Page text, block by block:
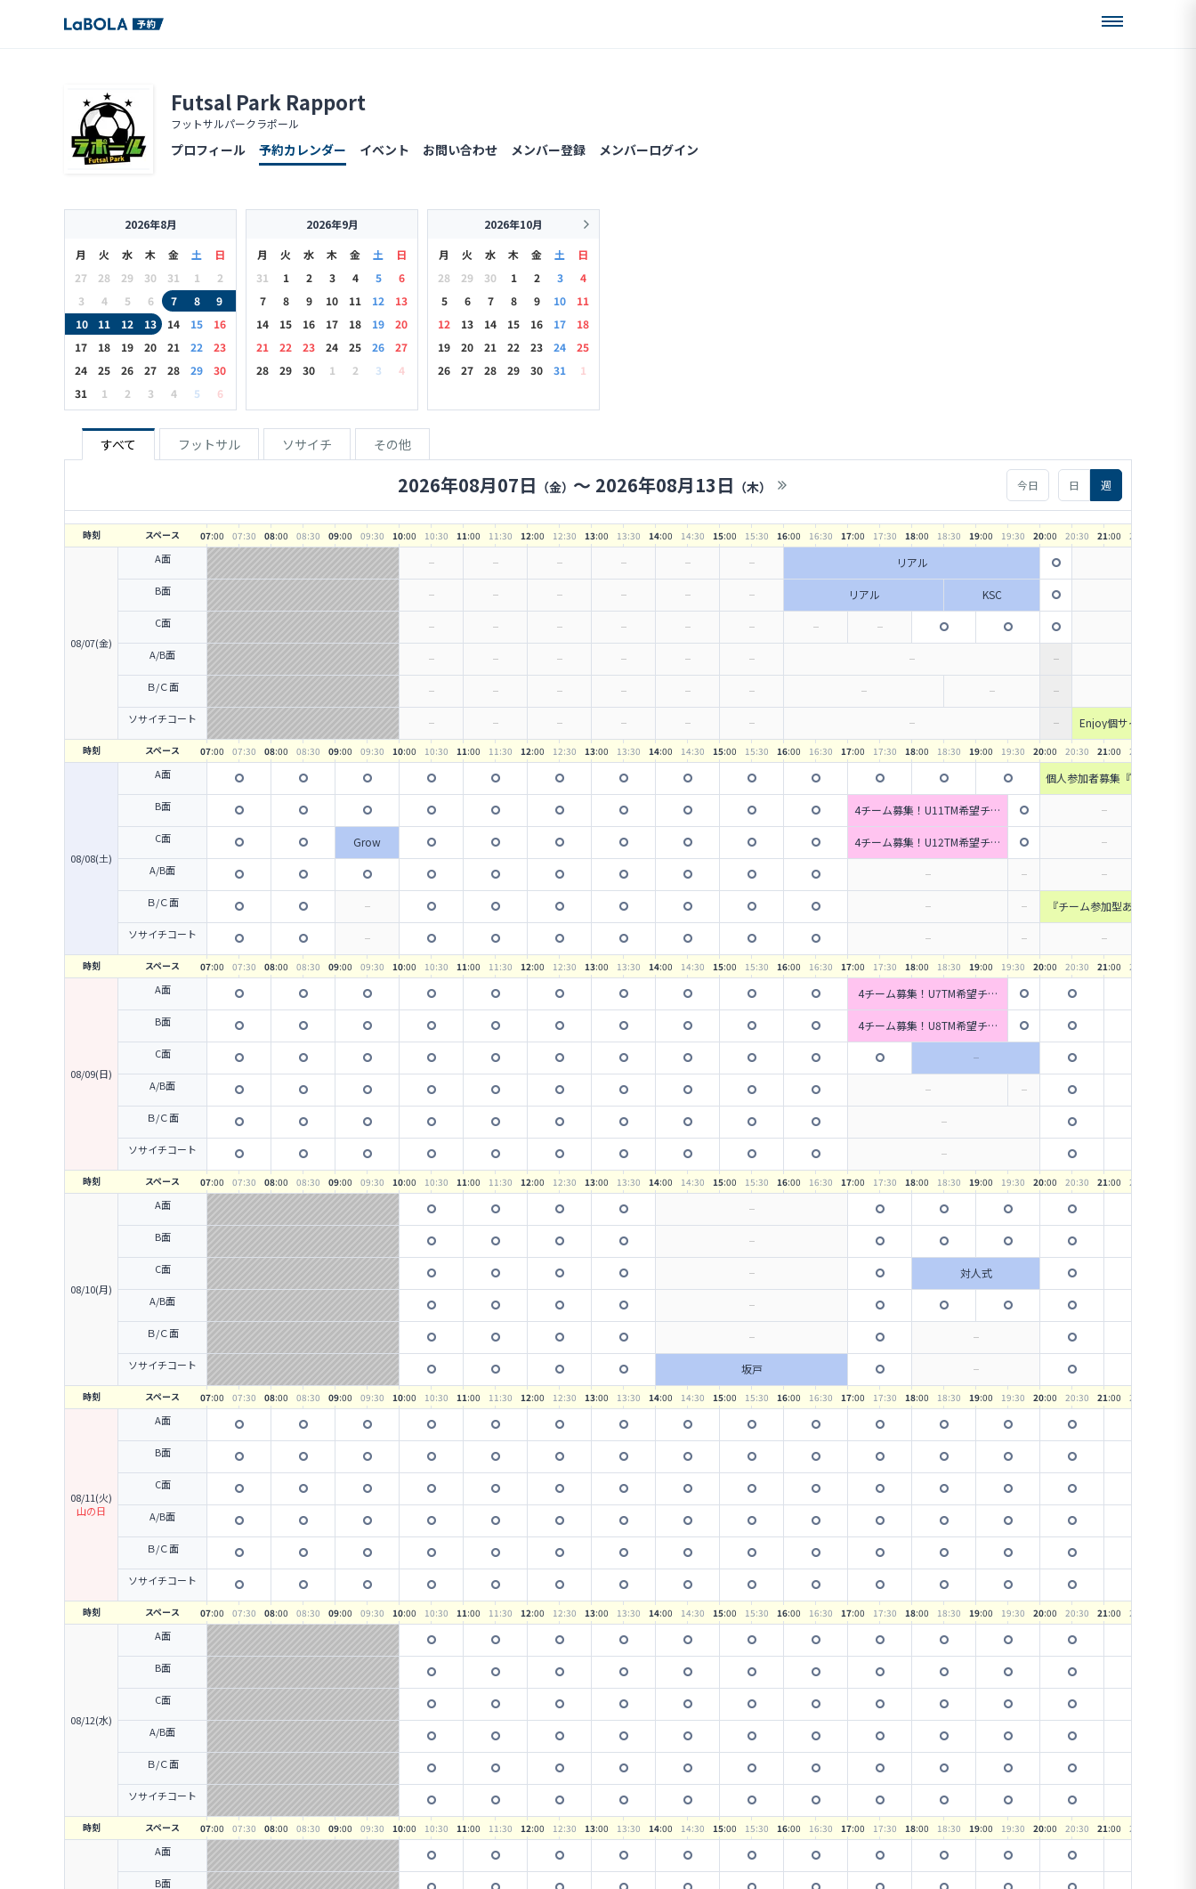
Futsal Park Rapport
フットサルパークラポール
プロフィール 予約カレンダー イベント お問い合わせ メンバー登録 メンバーログイン
2026年8月
月
火 水 木 金 土
日
27
28 29 30 31 1
2
3
4 5 6 7 8
9
10
11 12 13 14 15
16
17
18 19 20 21 22
23
24
25 26 27 28 29
30
31
1 2 3 4 5 6
2026年9月
月
火 水 木 金 土
日
31
1 2 3 4 5
6
7
8 9 10 11 12
13
14
15 16 17 18 19
20
21
22 23 24 25 26
27
28
29 30 1 2 3 4
2026年10月
月
火 水 木 金 土
日
28
29 30 1 2 3
4
5
6 7 8 9 10
11
12
13 14 15 16 17
18
19
20 21 22 23 24
25
26
27 28 29 30 31 1
すべて フットサル ソサイチ その他
2026年08月07日 （金） 〜 2026年08月13日 （木） 今日 日 週
時刻 スペース 07:00 07:30 08:00 08:30 09:00 09:30 10:00 10:30 11:00 11 :30 12:00 12:30 13:00 13:30 14:00 14:30 15:00 15:30 16:00 16:30 17:00 17:30 18:00 18:30 19:00 19:30 20:00 20:30 21:00 21
08/07(金)
A面 リアル
B面 リアル KSC
C面
A/B面
Ｂ/Ｃ面
ソサイチコート
Enjoy個サイチ（初級～
け
時刻 スペース 07:00 07:30 08:00 08:30 09:00 09:30 10:00 10:30 11:00 11 :30 12:00 12:30 13:00 13:30 14:00 14:30 15:00 15:30 16:00 16:30 17:00 17:30 18:00 18:30 19:00 19:30 20:00 20:30 21:00 21
08/08(土)
A面
個人参加者募集『チーム
B面
4チーム募集！U11TM希望チー
C面 Grow
4チーム募集！U12TM希望チー
A/B面
Ｂ/Ｃ面
『チーム参加型あり』E
ソサイチコート
時刻 スペース 07:00 07:30 08:00 08:30 09:00 09:30 10:00 10:30 11:00 11 :30 12:00 12:30 13:00 13:30 14:00 14:30 15:00 15:30 16:00 16:30 17:00 17:30 18:00 18:30 19:00 19:30 20:00 20:30 21:00 21
08/09(日)
A面
4チーム募集！U7TM希望チー
B面
4チーム募集！U8TM希望チー
C面
A/B面
Ｂ/Ｃ面
ソサイチコート
時刻 スペース 07:00 07:30 08:00 08:30 09:00 09:30 10:00 10:30 11:00 11 :30 12:00 12:30 13:00 13:30 14:00 14:30 15:00 15:30 16:00 16:30 17:00 17:30 18:00 18:30 19:00 19:30 20:00 20:30 21:00 21
08/10(月)
A面
B面
C面 対人式
A/B面
Ｂ/Ｃ面
ソサイチコート 坂戸
時刻 スペース 07:00 07:30 08:00 08:30 09:00 09:30 10:00 10:30 11:00 11 :30 12:00 12:30 13:00 13:30 14:00 14:30 15:00 15:30 16:00 16:30 17:00 17:30 18:00 18:30 19:00 19:30 20:00 20:30 21:00 21
08/11(火)
山の日
A面
B面
C面
A/B面
Ｂ/Ｃ面
ソサイチコート
時刻 スペース 07:00 07:30 08:00 08:30 09:00 09:30 10:00 10:30 11:00 11 :30 12:00 12:30 13:00 13:30 14:00 14:30 15:00 15:30 16:00 16:30 17:00 17:30 18:00 18:30 19:00 19:30 20:00 20:30 21:00 21
08/12(水)
A面
B面
C面
A/B面
Ｂ/Ｃ面
ソサイチコート
時刻 スペース 07:00 07:30 08:00 08:30 09:00 09:30 10:00 10:30 11:00 11 :30 12:00 12:30 13:00 13:30 14:00 14:30 15:00 15:30 16:00 16:30 17:00 17:30 18:00 18:30 19:00 19:30 20:00 20:30 21:00 21
A面
B面